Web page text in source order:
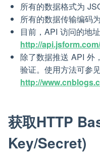
所有的数据格式为
所有的数据传输编码
目前，API 访问的地
http://
除了数据推送 API 外
验证。使用方法可参见
http://
获取HTTP
Key/Secret)